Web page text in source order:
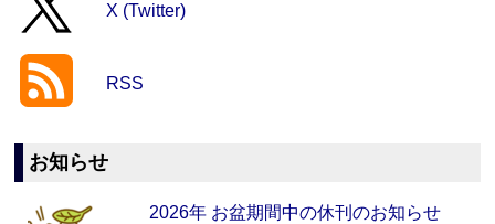
X (Twitter)
RSS
お知らせ
2026年 お盆期間中の休刊のお知らせ